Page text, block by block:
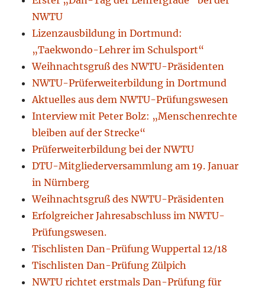
NWTU
Lizenzausbildung in Dortmund:
„Taekwondo-Lehrer im Schulsport“
Weihnachtsgruß des NWTU-Präsidenten
NWTU-Prüferweiterbildung in Dortmund
Aktuelles aus dem NWTU-Prüfungswesen
Interview mit Peter Bolz: „Menschenrechte
bleiben auf der Strecke“
Prüferweiterbildung bei der NWTU
DTU-Mitgliederversammlung am 19. Januar
in Nürnberg
Weihnachtsgruß des NWTU-Präsidenten
Erfolgreicher Jahresabschluss im NWTU-
Prüfungswesen.
Tischlisten Dan-Prüfung Wuppertal 12/18
Tischlisten Dan-Prüfung Zülpich
NWTU richtet erstmals Dan-Prüfung für